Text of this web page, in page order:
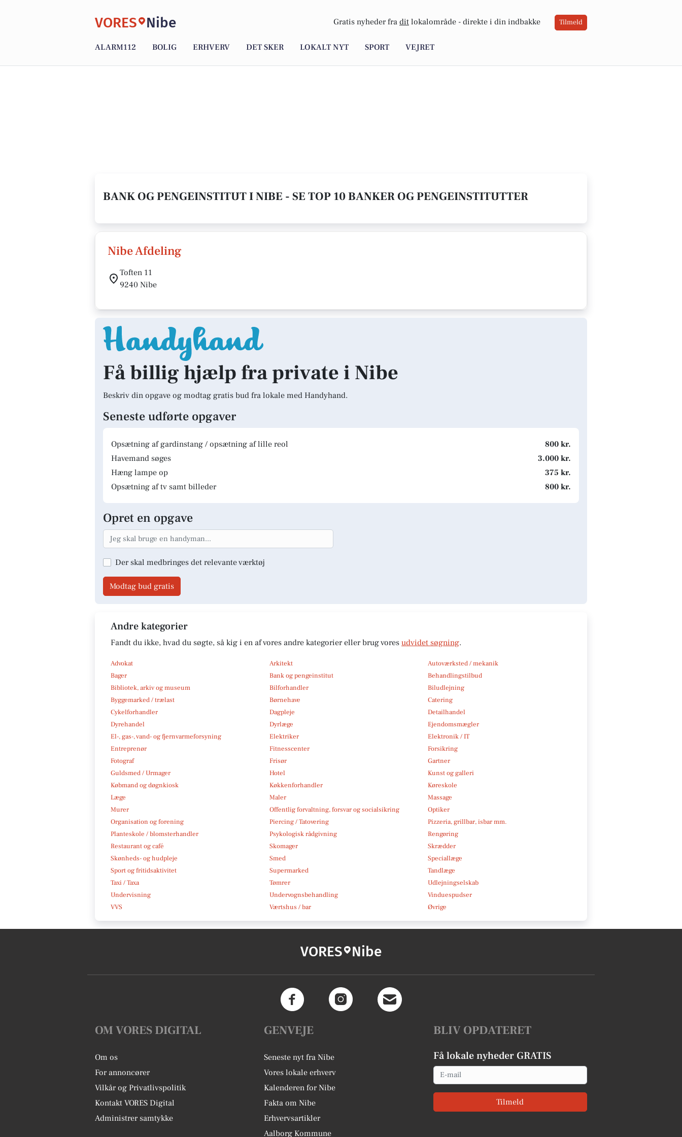
VORES Nibe Gratis nyheder fra dit lokalområde - direkte i din indbakke Tilmeld
ALARM112 BOLIG ERHVERV DET SKER LOKALT NYT SPORT VEJRET
BANK OG PENGEINSTITUT I NIBE - SE TOP 10 BANKER OG PENGEINSTITUTTER
Nibe Afdeling
Toften 11
9240 Nibe
Få billig hjælp fra private i Nibe
Beskriv din opgave og modtag gratis bud fra lokale med Handyhand.
Seneste udførte opgaver
Opsætning af gardinstang / opsætning af lille reol
800 kr.
Havemand søges
3.000 kr.
Hæng lampe op
375 kr.
Opsætning af tv samt billeder
800 kr.
Opret en opgave
Der skal medbringes det relevante værktøj
Modtag bud gratis
Andre kategorier
Fandt du ikke, hvad du søgte, så kig i en af vores andre kategorier eller brug vores udvidet søgning.
Advokat Arkitekt
Autoværksted / mekanik
Bager
Bank og pengeinstitut
Behandlingstilbud
Bibliotek, arkiv og museum
Bilforhandler
Biludlejning
Byggemarked / trælast
Børnehave
Catering
Cykelforhandler
Dagpleje
Detailhandel
Dyrehandel
Dyrlæge
Ejendomsmægler
El-, gas-, vand- og fjernvarmeforsyning
Elektriker
Elektronik / IT
Entreprenør
Fitnesscenter
Forsikring
Fotograf
Frisør
Gartner
Guldsmed / Urmager
Hotel
Kunst og galleri
Købmand og døgnkiosk
Køkkenforhandler
Køreskole
Læge
Maler
Massage
Murer
Offentlig forvaltning, forsvar og socialsikring
Optiker
Organisation og forening
Piercing / Tatovering
Pizzeria, grillbar, isbar mm.
Planteskole / blomsterhandler
Psykologisk rådgivning
Rengøring
Restaurant og café
Skomager
Skrædder
Skønheds- og hudpleje
Smed
Speciallæge
Sport og fritidsaktivitet
Supermarked
Tandlæge
Taxi / Taxa
Tømrer
Udlejningselskab
Undervisning
Undervognsbehandling
Vinduespudser
VVS
Værtshus / bar Øvrige
VORES Nibe
OM VORES DIGITAL
Om os
For annoncører
Vilkår og Privatlivspolitik
Kontakt VORES Digital
Administrer samtykke
GENVEJE
Seneste nyt fra Nibe
Vores lokale erhverv
Kalenderen for Nibe
Fakta om Nibe
Erhvervsartikler
Aalborg Kommune
BLIV OPDATERET
Få lokale nyheder GRATIS
Email
Tilmeld